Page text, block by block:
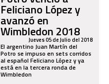
Feliciano López y
avanzó en
Wimbledon 2018
Jueves 05 de Julio del 2018
El argentino Juan Martín del
Potro se impuso en sets corridos
al español Feliciano López y ya
está en la tercera ronda de
Wimbledon